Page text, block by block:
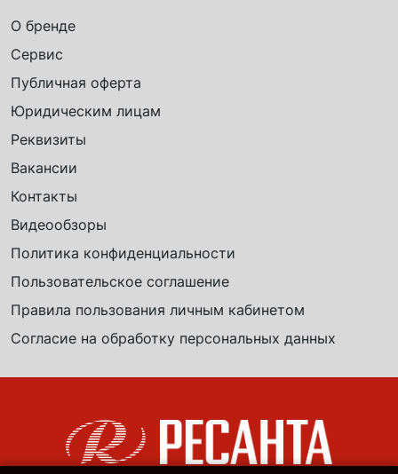
О бренде
Сервис
Публичная оферта
Юридическим лицам
Реквизиты
Вакансии
Контакты
Видеообзоры
Политика конфиденциальности
Пользовательское соглашение
Правила пользования личным кабинетом
Согласие на обработку персональных данных